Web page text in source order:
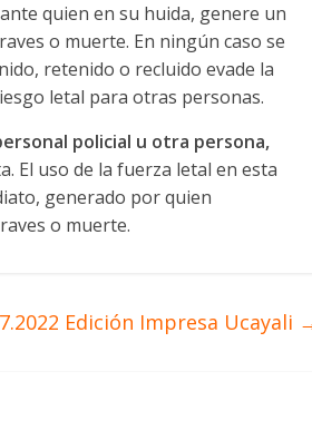
quien en su huida, genere un
o muerte. En ningún caso se
retenido o recluido evade la
letal para otras personas.
policial u otra persona,
El uso de la fuerza letal en esta
generado por quien
o muerte.
Edición Impresa Ucayali